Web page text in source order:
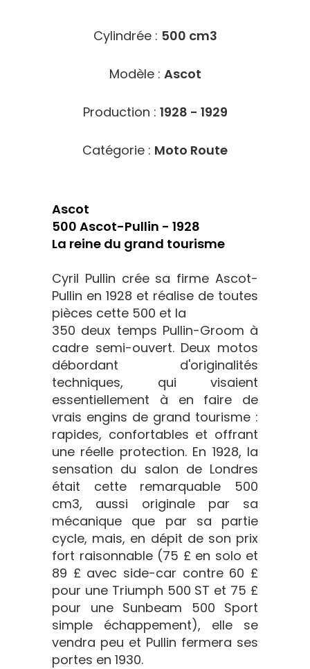
Cylindrée : 500 cm3
Modèle : Ascot
Production : 1928 - 1929
Catégorie : Moto Route
Ascot
500 Ascot-Pullin - 1928
La reine du grand tourisme
Cyril Pullin crée sa firme Ascot-
Pullin en 1928 et réalise de toutes
pièces cette 500 et la
350 deux temps Pullin-Groom à
cadre semi-ouvert. Deux motos
débordant d'originalités
techniques, qui visaient
essentiellement à en faire de
vrais engins de grand tourisme :
rapides, confortables et offrant
une réelle protection. En 1928, la
sensation du salon de Londres
était cette remarquable 500
cm3, aussi originale par sa
mécanique que par sa partie
cycle, mais, en dépit de son prix
fort raisonnable (75 £ en solo et
89 £ avec side-car contre 60 £
pour une Triumph 500 ST et 75 £
pour une Sunbeam 500 Sport
simple échappement), elle se
vendra peu et Pullin fermera ses
portes en 1930.